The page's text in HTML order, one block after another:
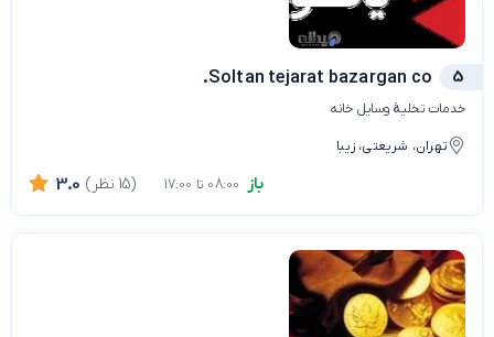
5
Soltan tejarat bazargan co.
خدمات تخلیۀ وسایل خانه
تهران، شریعتی، زیبا
باز 3.0 (15 نظر)